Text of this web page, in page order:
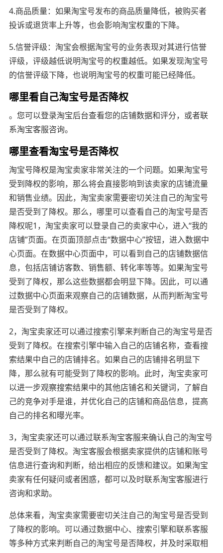
4.商品质量：如果淘宝号发布的商品质量降低，被购买者
投诉或退货率上升等，也会影响淘宝权重的下降。
5.信誉评级：淘宝会根据淘宝号的业务表现对其进行信誉
评级，评级越低说明淘宝号的权重越低。如果发现淘宝号
的信誉评级下降，也说明淘宝号的权重可能已经降低。
哪里看自己淘宝号是否降权
。您可以登录淘宝后台查看您的店铺数据和评分，或者联
系淘宝客服咨询。
哪里查看淘宝号是否降权
淘宝号降权是淘宝卖家非常关注的一个问题。如果淘宝号
受到降权的影响，那么将会直接影响到该卖家的店铺流量
和销售业绩。因此，淘宝卖家需要密切关注自己的淘宝号
是否受到了降权。那么，哪里可以查看自己的淘宝号是否
降权呢1，淘宝卖家可以登录自己的卖家中心，进入“我的
店铺”页面。在页面顶部点击“数据中心”按钮，进入数据中
心页面。在数据中心页面中，可以看到自己的店铺数据信
息，包括店铺访客数、销售额、转化率等等。如果淘宝号
受到了降权，那么这些数据都会明显下降。因此，可以通
过数据中心页面来观察自己的店铺数据，从而判断淘宝号
是否受到了降权。
2，淘宝卖家还可以通过搜索引擎来判断自己的淘宝号是否
受到了降权。在搜索引擎中输入自己的店铺名称，查看搜
索结果中自己的店铺排名。如果自己的店铺排名明显下
降，那么就有可能受到了降权的影响。此时，淘宝卖家可
以进一步观察搜索结果中的其他店铺名和关键词，了解自
己的竞争对手是谁，并优化自己的店铺和商品信息，提高
自己的排名和曝光率。
3，淘宝卖家还可以通过联系淘宝客服来确认自己的淘宝号
是否受到了降权。淘宝客服会根据卖家提供的店铺和账号
信息进行查询和判断，给出相应的反馈和建议。如果淘宝
卖家有任何疑问或者困惑，都可以及时联系淘宝客服进行
咨询和求助。
总体来看，淘宝卖家需要密切关注自己的淘宝号是否受到
了降权的影响。可以通过数据中心、搜索引擎和联系客服
等多种方式来判断自己的淘宝号是否降权，并及时采取相